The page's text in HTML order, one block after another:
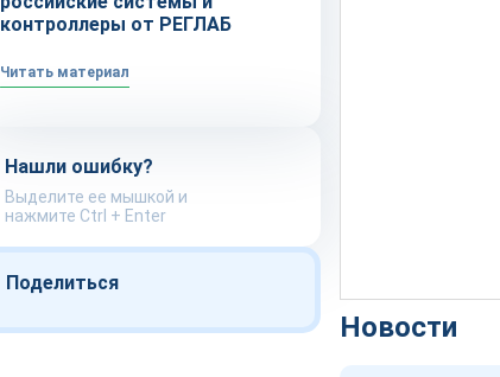
контроллеры от РЕГЛАБ
Читать материал
Нашли ошибку?
Выделите ее мышкой и
нажмите Ctrl + Enter
Поделиться
Новости